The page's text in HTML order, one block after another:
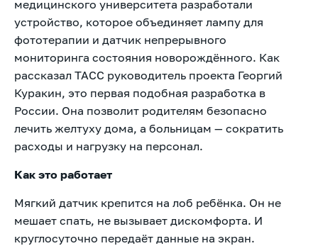
медицинского университета разработали
устройство, которое объединяет лампу для
фототерапии и датчик непрерывного
мониторинга состояния новорождённого. Как
рассказал ТАСС руководитель проекта Георгий
Куракин, это первая подобная разработка в
России. Она позволит родителям безопасно
лечить желтуху дома, а больницам — сократить
расходы и нагрузку на персонал.
Как это работает
Мягкий датчик крепится на лоб ребёнка. Он не
мешает спать, не вызывает дискомфорта. И
круглосуточно передаёт данные на экран.